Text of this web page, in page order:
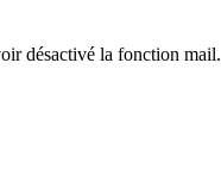
désactivé la fonction mail.